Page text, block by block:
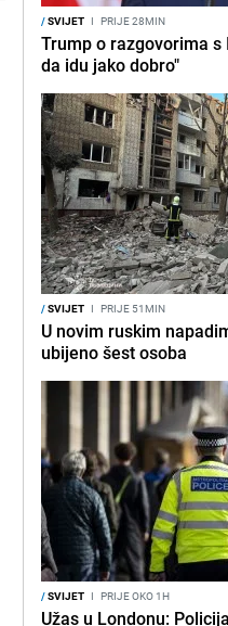
/SVIJET I PRIJE 28MIN
Trump o razgovorima s
da idu jako dobro"
/SVIJET I PRIJE 51MIN
U novim ruskim
ubijeno šest osoba
/SVIJET I PRIJE OKO 1H
Užas u Londonu: